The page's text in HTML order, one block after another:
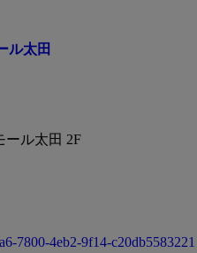
ル太田
ール太田 2F
7800-4eb2-9f14-c20db5583221